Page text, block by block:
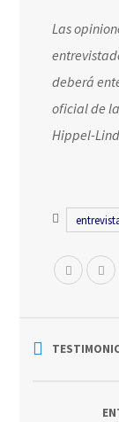
Las
deberá
oficial de
Hippel-